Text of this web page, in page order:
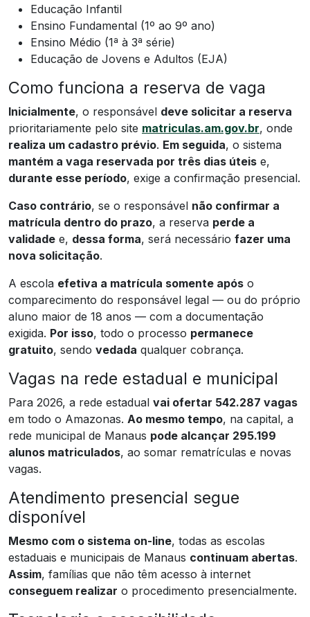
Educação Infantil
Ensino Fundamental (1º ao 9º ano)
Ensino Médio (1ª à 3ª série)
Educação de Jovens e Adultos (EJA)
Como funciona a reserva de vaga
Inicialmente, o responsável deve solicitar a reserva
prioritariamente pelo site matriculas.am.gov.br, onde
realiza um cadastro prévio. Em seguida, o sistema
mantém a vaga reservada por três dias úteis e,
durante esse período, exige a confirmação presencial.
Caso contrário, se o responsável não confirmar a
matrícula dentro do prazo, a reserva perde a
validade e, dessa forma, será necessário fazer uma
nova solicitação.
A escola efetiva a matrícula somente após o
comparecimento do responsável legal — ou do próprio
aluno maior de 18 anos — com a documentação
exigida. Por isso, todo o processo permanece
gratuito, sendo vedada qualquer cobrança.
Vagas na rede estadual e municipal
Para 2026, a rede estadual vai ofertar 542.287 vagas
em todo o Amazonas. Ao mesmo tempo, na capital, a
rede municipal de Manaus pode alcançar 295.199
alunos matriculados, ao somar rematrículas e novas
vagas.
Atendimento presencial segue
disponível
Mesmo com o sistema on-line, todas as escolas
estaduais e municipais de Manaus continuam abertas.
Assim, famílias que não têm acesso à internet
conseguem realizar o procedimento presencialmente.